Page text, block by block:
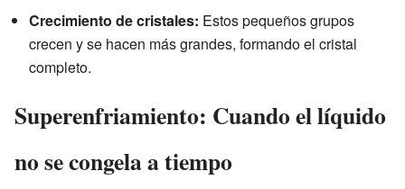
Crecimiento de cristales: Estos pequeños grupos
crecen y se hacen más grandes, formando el cristal
completo.
Superenfriamiento: Cuando el líquido
no se congela a tiempo